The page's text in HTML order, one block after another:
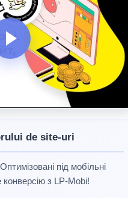
de site-uri
під мобільні
конверсію з LP-Mobi!